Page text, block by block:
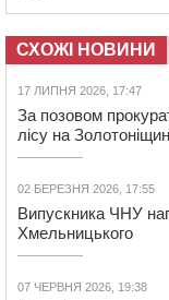
СХОЖІ НОВИНИ
17 ЛИПНЯ 2026, 17:47
За позовом
лісу на
02 БЕРЕЗНЯ 2026, 17:55
Випускника ЧНУ
Хмельницького
07 ЧЕРВНЯ 2026, 19:38